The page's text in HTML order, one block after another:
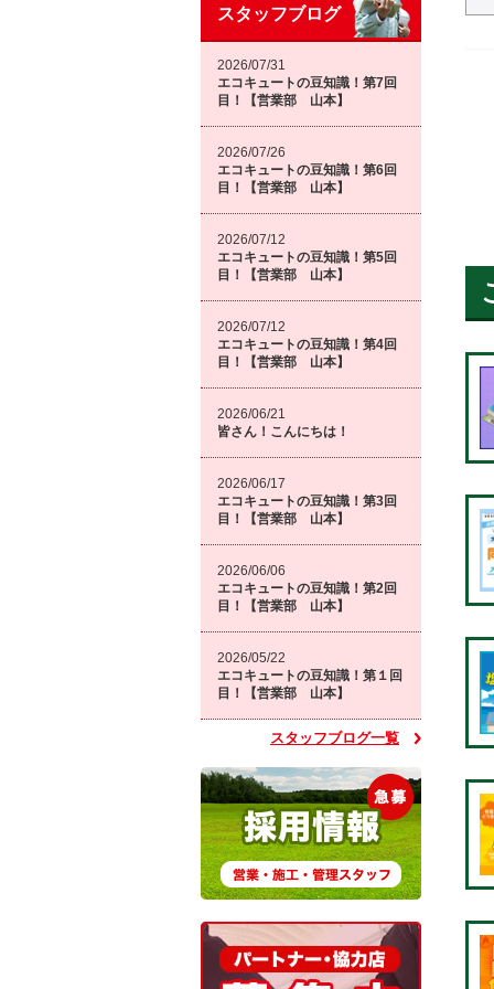
スタッフブログ
2026/07/31
エコキュートの豆知識！第7回
目！【営業部 山本】
2026/07/26
エコキュートの豆知識！第6回
目！【営業部 山本】
2026/07/12
エコキュートの豆知識！第5回
目！【営業部 山本】
2026/07/12
エコキュートの豆知識！第4回
目！【営業部 山本】
2026/06/21
皆さん！こんにちは！
2026/06/17
エコキュートの豆知識！第3回
目！【営業部 山本】
2026/06/06
エコキュートの豆知識！第2回
目！【営業部 山本】
2026/05/22
エコキュートの豆知識！第１回
目！【営業部 山本】
スタッフブログ一覧